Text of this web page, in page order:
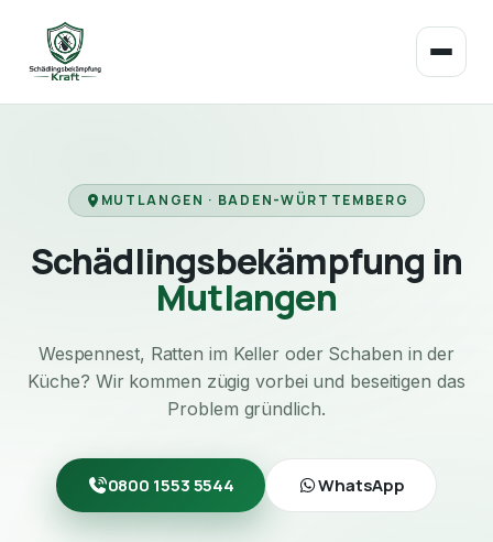
MUTLANGEN · BADEN-WÜRTTEMBERG
Schädlingsbekämpfung in
Mutlangen
Wespennest, Ratten im Keller oder Schaben in der
Küche? Wir kommen zügig vorbei und beseitigen das
Problem gründlich.
0800 1553 5544 WhatsApp